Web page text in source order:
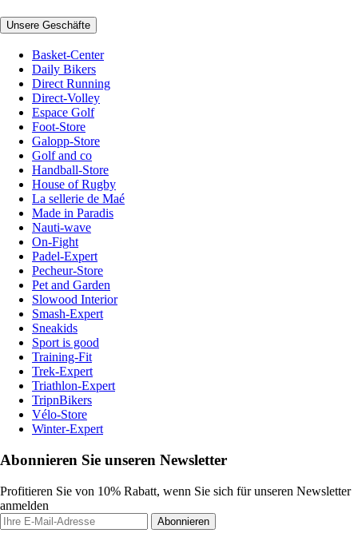
Unsere Geschäfte
Basket-Center
Daily Bikers
Direct Running
Direct-Volley
Espace Golf
Foot-Store
Galopp-Store
Golf and co
Handball-Store
House of Rugby
La sellerie de Maé
Made in Paradis
Nauti-wave
On-Fight
Padel-Expert
Pecheur-Store
Pet and Garden
Slowood Interior
Smash-Expert
Sneakids
Sport is good
Training-Fit
Trek-Expert
Triathlon-Expert
TripnBikers
Vélo-Store
Winter-Expert
Abonnieren Sie unseren Newsletter
Profitieren Sie von 10% Rabatt, wenn Sie sich für unseren Newsletter
anmelden
Abonnieren